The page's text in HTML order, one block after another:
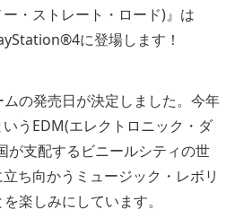
・ストレート・ロード)』は
に登場します！
の発売日が決定しました。今年
うEDM(エレクトロニック・ダ
が支配するビニールシティの世
ち向かうミュージック・レボリ
楽しみにしています。